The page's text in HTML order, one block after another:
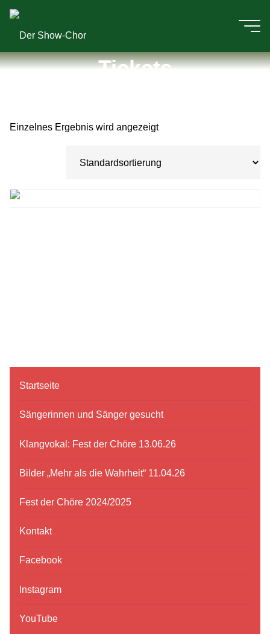
Zum
Der
Tickets
Einzelnes Ergebnis wird angezeigt
Startseite
Sängerinnen und Sänger gesucht
Klangvokal: Fest der Chöre 13.06.26
Bilder „Mehr als die Wahrheit“ 11.04.26
Fest der Chöre 2024/2025
Kontakt
Facebook
Instagram
YouTube